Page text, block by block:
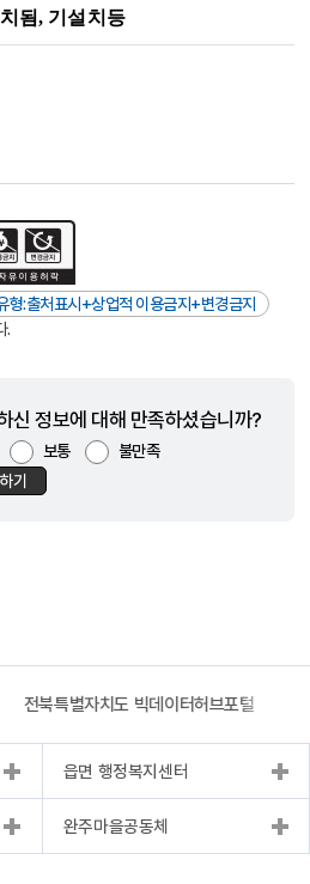
됨, 기설치등
형:출처표시+상업적 이용금지+변경금지
.
신 정보에 대해 만족하셨습니까?
보통
불만족
기
전북특별자치도 빅데이터허브포털
읍면 행정복지센터
완주마을공동체